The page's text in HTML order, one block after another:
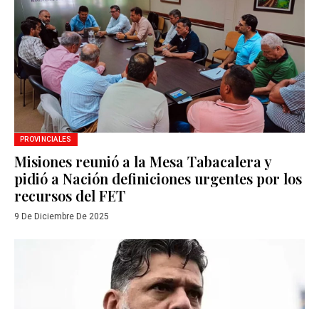
PROVINCIALES
Misiones reunió a la Mesa Tabacalera y
pidió a Nación definiciones urgentes por los
recursos del FET
9 De Diciembre De 2025